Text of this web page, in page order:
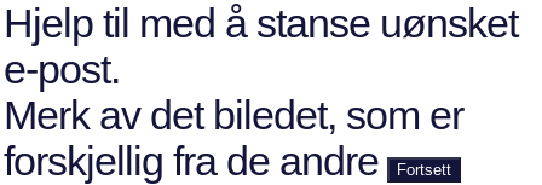
Hjelp til med å stanse uønsket
e-post.
Merk av det biledet, som er
forskjellig fra de andre